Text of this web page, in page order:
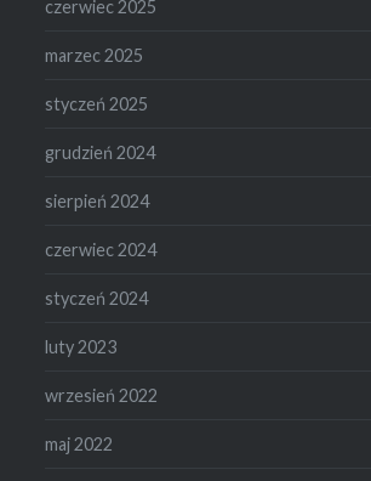
czerwiec 2025
marzec 2025
styczeń 2025
grudzień 2024
sierpień 2024
czerwiec 2024
styczeń 2024
luty 2023
wrzesień 2022
maj 2022